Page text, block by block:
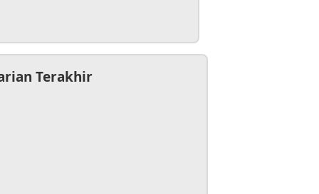
Terakhir